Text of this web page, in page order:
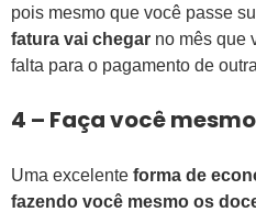
pois mesmo que você passe
fatura vai chegar no mês que
falta para o pagamento de
4 – Faça você
Uma excelente forma de
fazendo você mesmo os